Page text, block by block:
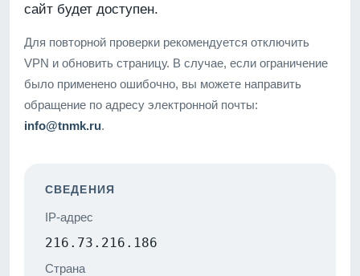
сайт будет доступен.
Для повторной проверки рекомендуется отключить
VPN и обновить страницу. В случае, если ограничение
было применено ошибочно, вы можете направить
обращение по адресу электронной почты:
info@tnmk.ru.
СВЕДЕНИЯ
IP-адрес
216.73.216.186
Страна